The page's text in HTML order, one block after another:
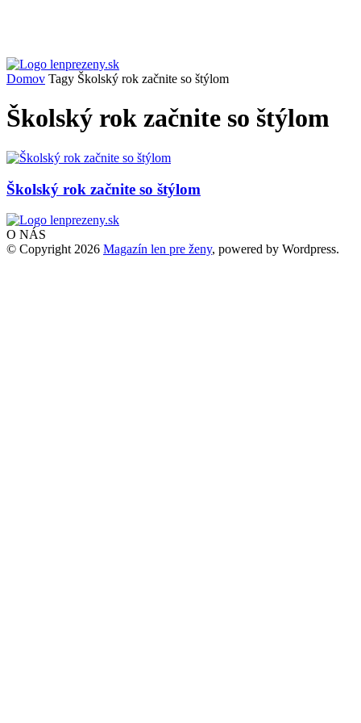
Domov Tagy Školský rok začnite so štýlom
Školský rok začnite so štýlom
Školský rok začnite so štýlom
O NÁS
© Copyright 2026 Magazín len pre ženy, powered by Wordpress.